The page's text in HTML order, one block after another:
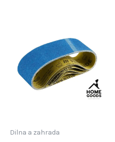
Dilna a zahrada